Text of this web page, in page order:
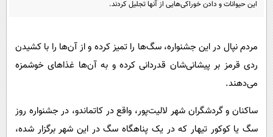
سرگرمی
گوناگون
حوادث
سلامت
پیامک
آشپزی
دانلود
این حیوانات و دادن خوراکی‌هایی از آنها تجلیل کردند.
مردم نپال در این جشنواره، سگ‌ها را تمیز کرده و از آن‌ها را با کشیدن
ردی قرمز بر پیشانی‌شان قدردانی کرده و به آن‌ها غذا‌های خوشمزه
می‌دهند.
ساکنان و گردشگران شهر لالیت‌پور، واقع در کاتماندو، در جشنواره روز
سگ یا کوکور تیهار که در یک پناهگاه سگ در این شهر برگزار شده،